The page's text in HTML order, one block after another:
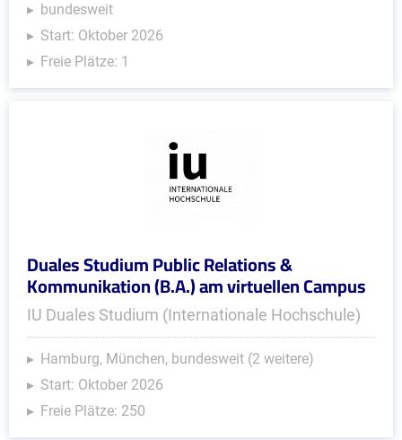
bundesweit
Start: Oktober 2026
Freie Plätze: 1
Duales Studium Public Relations &
Kommunikation (B.A.) am virtuellen Campus
IU Duales Studium (Internationale Hochschule)
Hamburg, München, bundesweit (2 weitere)
Start: Oktober 2026
Freie Plätze: 250